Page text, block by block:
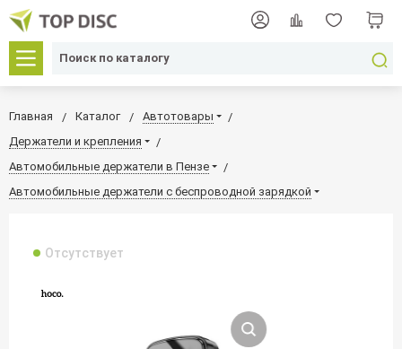
Главная Каталог
Автотовары
Держатели и крепления
Автомобильные держатели в Пензе
Автомобильные держатели с беспроводной зарядкой
Отсутствует